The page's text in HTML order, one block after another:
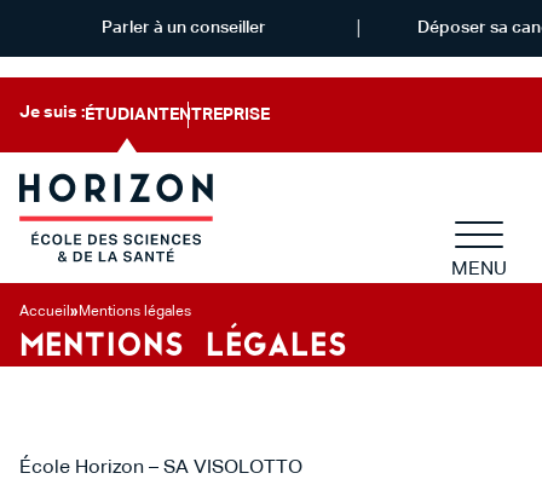
Je suis : ÉTUDIANT ENTREPRISE
MENU
Accueil » Mentions légales
MENTIONS LÉGALES
École Horizon – SA VISOLOTTO
Parler à un conseiller Déposer sa